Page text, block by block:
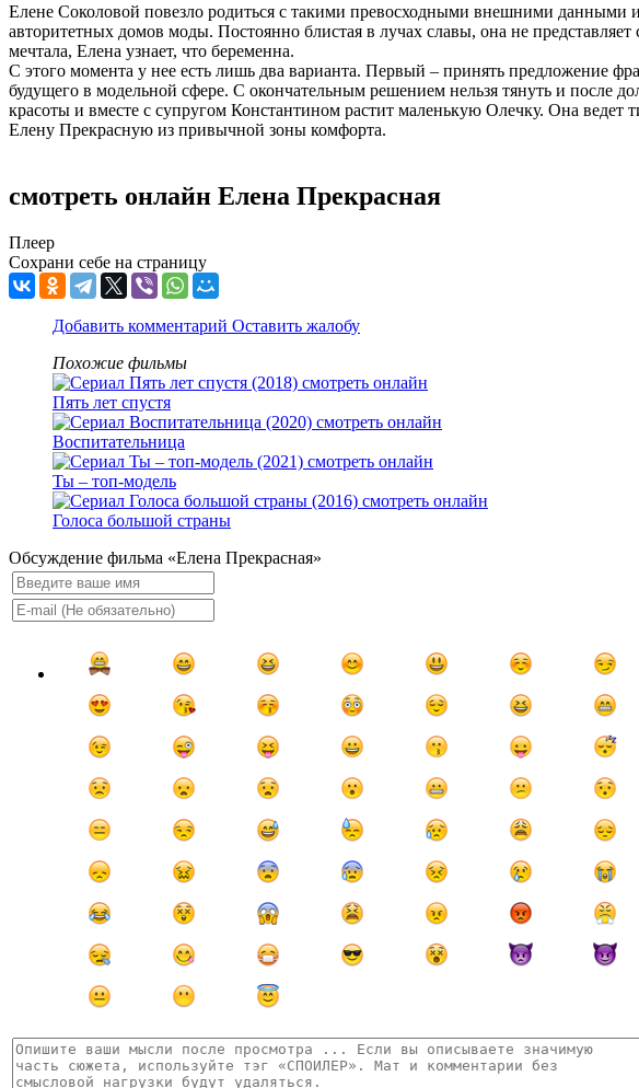
Елене Соколовой повезло родиться с такими превосходными внешними данными
авторитетных домов моды. Постоянно блистая в лучах славы, она не
мечтала, Елена узнает, что беременна.
С этого момента у нее есть лишь два варианта. Первый – принять предложение
будущего в модельной сфере. С окончательным решением нельзя тянуть и после
красоты и вместе с супругом Константином растит маленькую Олечку. Она
Елену Прекрасную из привычной зоны комфорта.
смотреть онлайн Елена Прекрасная
Плеер
Сохрани себе на страницу
Добавить комментарий Оставить жалобу
Похожие фильмы
Пять лет спустя
Воспитательница
Ты – топ-модель
Голоса большой страны
Обсуждение фильма «Елена Прекрасная»